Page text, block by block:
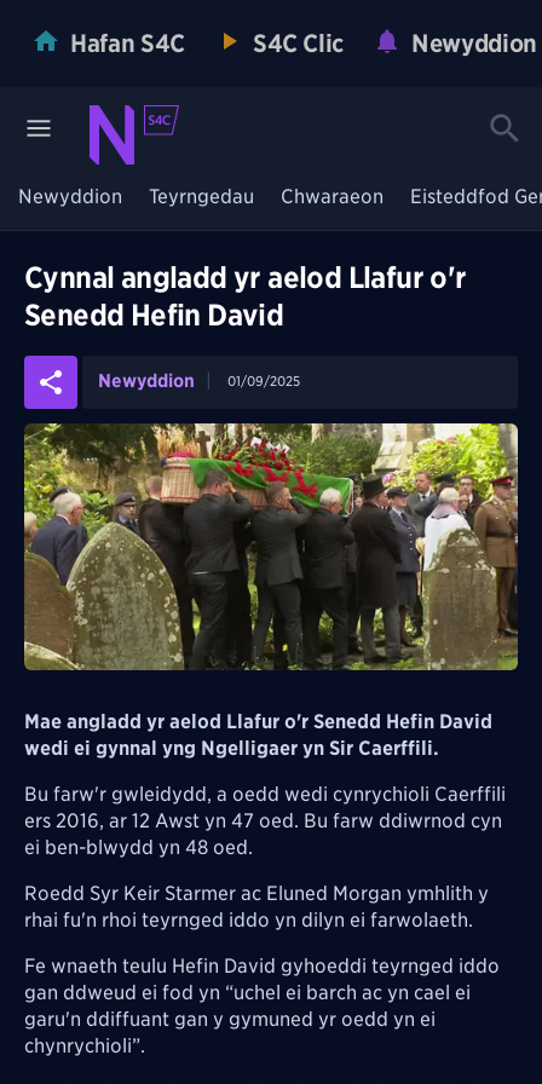
Hafan S4C S4C Clic Newyddion
Newyddion Teyrngedau Chwaraeon Eisteddfod
Cynnal angladd yr aelod Llafur o'r
Senedd Hefin David
Newyddion 01/09/2025
Mae angladd yr aelod Llafur o'r Senedd Hefin David
wedi ei gynnal yng Ngelligaer yn Sir Caerffili.
Bu farw'r gwleidydd, a oedd wedi cynrychioli Caerffili
ers 2016, ar 12 Awst yn 47 oed. Bu farw ddiwrnod cyn
ei ben-blwydd yn 48 oed.
Roedd Syr Keir Starmer ac Eluned Morgan ymhlith y
rhai fu'n rhoi teyrnged iddo yn dilyn ei farwolaeth.
Fe wnaeth teulu Hefin David gyhoeddi teyrnged iddo
gan ddweud ei fod yn “uchel ei barch ac yn cael ei
garu'n ddiffuant gan y gymuned yr oedd yn ei
chynrychioli”.